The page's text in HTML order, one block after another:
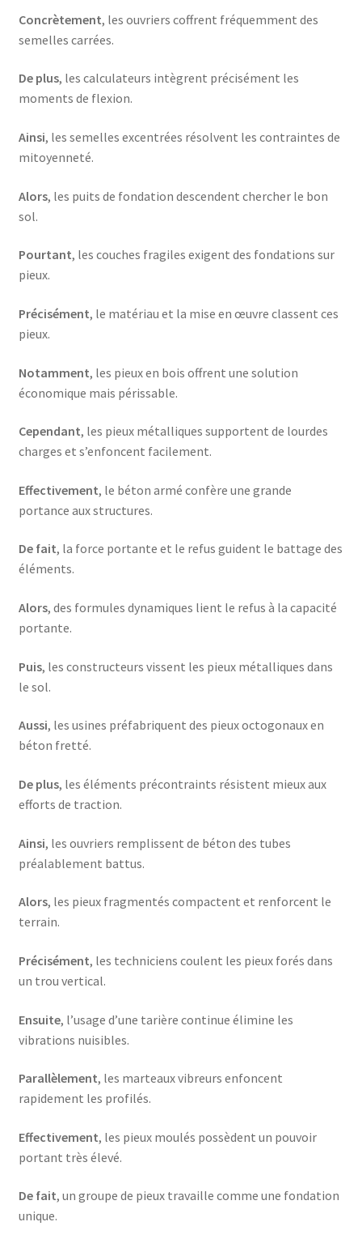
Concrètement, les ouvriers coffrent fréquemment des
semelles carrées.
De plus, les calculateurs intègrent précisément les
moments de flexion.
Ainsi, les semelles excentrées résolvent les contraintes de
mitoyenneté.
Alors, les puits de fondation descendent chercher le bon
sol.
Pourtant, les couches fragiles exigent des fondations sur
pieux.
Précisément, le matériau et la mise en œuvre classent ces
pieux.
Notamment, les pieux en bois offrent une solution
économique mais périssable.
Cependant, les pieux métalliques supportent de lourdes
charges et s’enfoncent facilement.
Effectivement, le béton armé confère une grande
portance aux structures.
De fait, la force portante et le refus guident le battage des
éléments.
Alors, des formules dynamiques lient le refus à la capacité
portante.
Puis, les constructeurs vissent les pieux métalliques dans
le sol.
Aussi, les usines préfabriquent des pieux octogonaux en
béton fretté.
De plus, les éléments précontraints résistent mieux aux
efforts de traction.
Ainsi, les ouvriers remplissent de béton des tubes
préalablement battus.
Alors, les pieux fragmentés compactent et renforcent le
terrain.
Précisément, les techniciens coulent les pieux forés dans
un trou vertical.
Ensuite, l’usage d’une tarière continue élimine les
vibrations nuisibles.
Parallèlement, les marteaux vibreurs enfoncent
rapidement les profilés.
Effectivement, les pieux moulés possèdent un pouvoir
portant très élevé.
De fait, un groupe de pieux travaille comme une fondation
unique.